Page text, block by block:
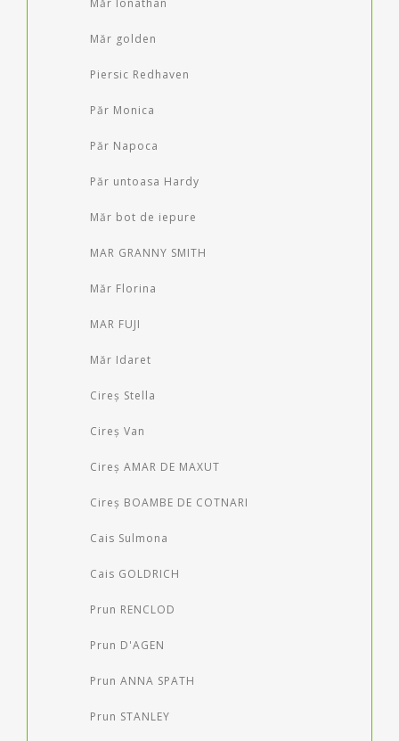
Măr Ionathan
Măr golden
Piersic Redhaven
Păr Monica
Păr Napoca
Păr untoasa Hardy
Măr bot de iepure
MAR GRANNY SMITH
Măr Florina
MAR FUJI
Măr Idaret
Cireș Stella
Cireș Van
Cireș AMAR DE MAXUT
Cireș BOAMBE DE COTNARI
Cais Sulmona
Cais GOLDRICH
Prun RENCLOD
Prun D'AGEN
Prun ANNA SPATH
Prun STANLEY